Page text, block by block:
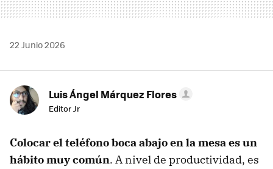
22 Junio 2026
Luis Ángel Márquez Flores
Editor Jr
Colocar el teléfono boca abajo en la mesa es un
hábito muy común. A nivel de productividad, es